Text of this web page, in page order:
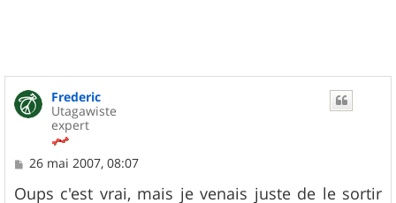
Frederic
Utagawiste
expert
M
s
26 mai 2007, 08:07
Oups c'est vrai, mais je venais juste de le sortir